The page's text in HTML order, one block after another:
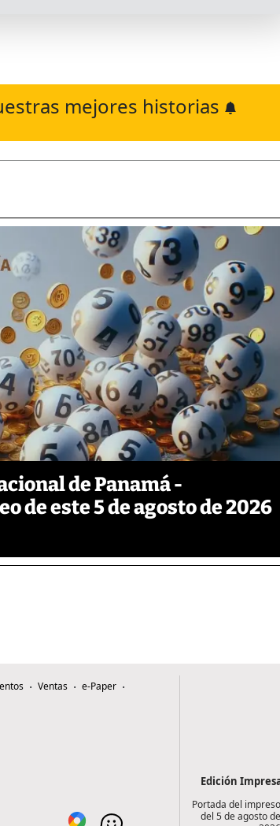
mejores historias
de Panamá -
de este 5 de agosto de 2026
Ventas
e-Paper
Edición
Portada del impreso
del 5 de agosto de